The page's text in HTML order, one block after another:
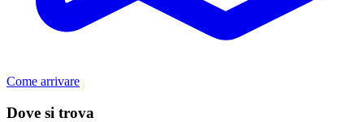
Come arrivare
Dove si trova